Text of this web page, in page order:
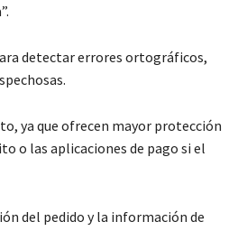
detectar errores ortográficos,
ya que ofrecen mayor protección
o las aplicaciones de pago si el
del pedido y la información de